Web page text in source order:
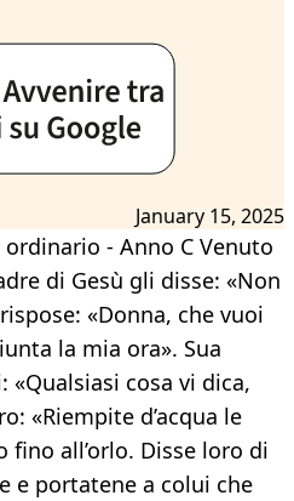
January 15, 2025
- Anno C Venuto
di Gesù gli disse: «Non
«Donna, che vuoi
la mia ora». Sua
cosa vi dica,
«Riempite d’acqua le
all’orlo. Disse loro di
e portatene a colui che